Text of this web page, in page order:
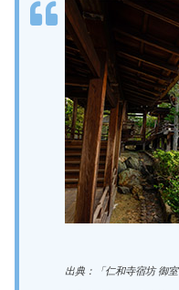
出典：「仁和寺宿坊 御